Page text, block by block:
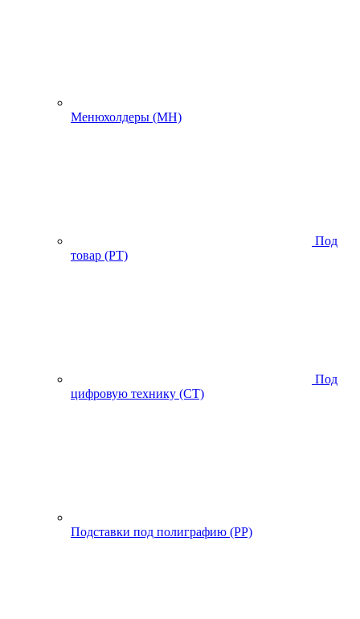
Менюхолдеры (MH)
Под
товар (PT)
Под
цифровую технику (CT)
Подставки под полиграфию (PP)